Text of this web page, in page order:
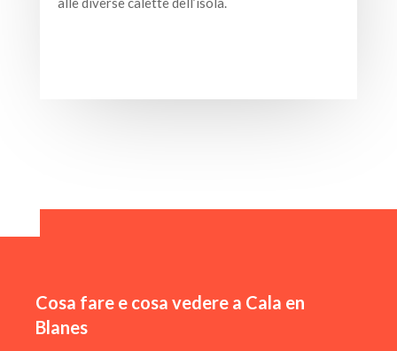
Cosa fare e cosa vedere a Cala en
Blanes